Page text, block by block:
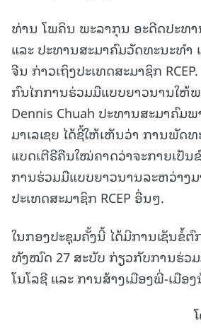
ທ່ານ ໂພຄິນ ພະລາກຸນ ອະດີດປະທ
ແລະ ປະທານສະມາຄົມວັດທະນະທຳ
ຈີນ ກ່າວເຖິງປະເທດສະມາຊິກ RCEP.
ກົນໄກການຮ່ວມມືແບບຍາວນານໃຫ້
Dennis Chuah ປະທານສະມາຄົມ
ມາເລເຊຍ ໄດ້ຊີ້ໃຫ້ເຫັນວ່າ ການພັດ
ແບດເຕີຣີຄືນໃໝ່ຄາດວ່າຈະກາຍເປັນ
ການຮ່ວມມືແບບຍາວນານລະຫວ່າງມ
ປະເທດສະມາຊິກ RCEP ອື່ນໆ.
ໃນກອງປະຊຸມຄັ້ງນີ້ ໄດ້ມີການເຊັນຂໍ້
ທັງໝົດ 27 ສະບັບ ກ່ຽວກັບການຮ່ວ
ໂນໂລຊີ ແລະ ການສ້າງເມືອງພີ່-ເມືອ